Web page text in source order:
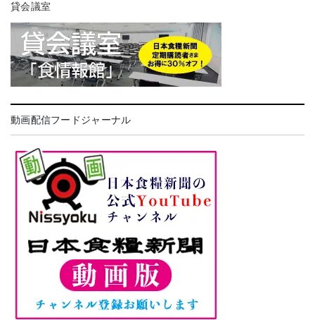
貸会議室
動画配信フードジャーナル